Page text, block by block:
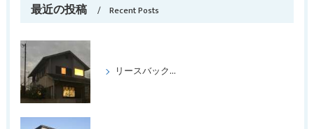
最近の投稿 Recent Posts
リースバックをして喜ばれたケース パートⅢ